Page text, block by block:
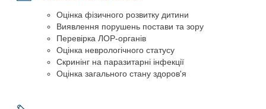
Оцінка фізичного розвитку дитини
Виявлення порушень постави та зору
Перевірка ЛОР-органів
Оцінка неврологічного статусу
Скринінг на паразитарні інфекції
Оцінка загального стану здоров'я